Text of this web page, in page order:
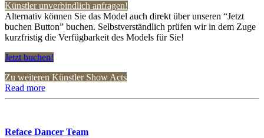
Künstler unverbindlich anfragen!
Alternativ können Sie das Model auch direkt über unseren “Jetzt
buchen Button” buchen. Selbstverständlich prüfen wir in dem Zuge
kurzfristig die Verfügbarkeit des Models für Sie!
Jetzt buchen!
Zu weiteren Künstler Show Acts
Read more
Reface Dancer Team